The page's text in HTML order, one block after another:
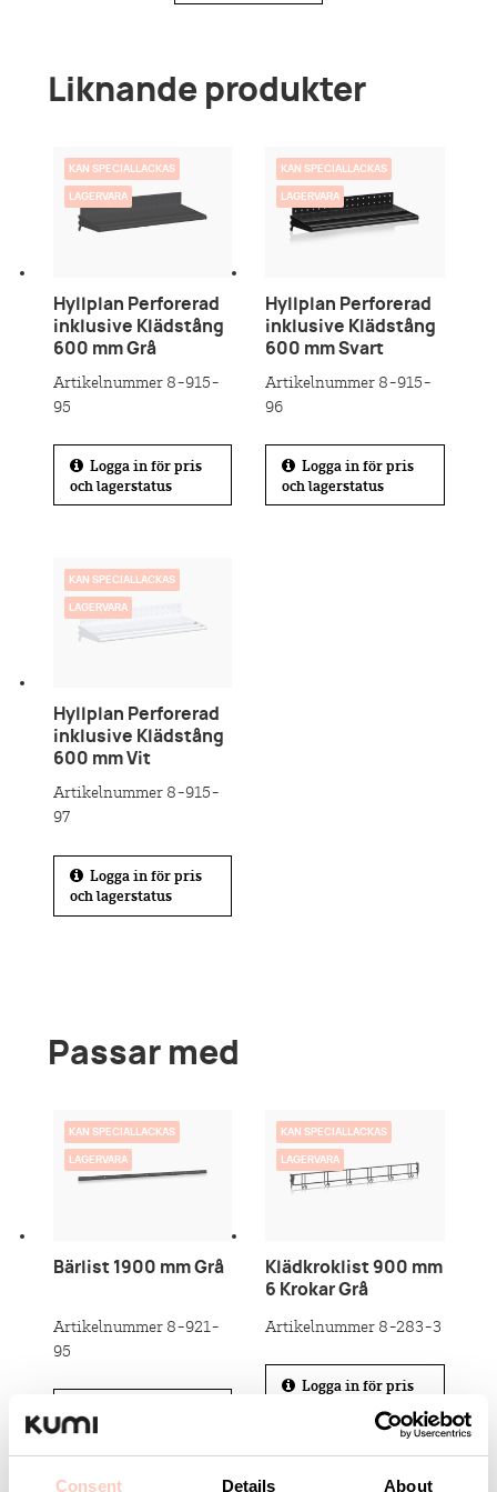
Consent Details About
Liknande produkter
KAN SPECIALLACKAS
LAGERVARA
Hyllplan Perforerad
inklusive Klädstång
600 mm Grå
Artikelnummer 8-915-
95
Logga in för pris
och lagerstatus
KAN SPECIALLACKAS
LAGERVARA
Hyllplan Perforerad
inklusive Klädstång
600 mm Svart
Artikelnummer 8-915-
96
Logga in för pris
och lagerstatus
KAN SPECIALLACKAS
LAGERVARA
Hyllplan Perforerad
inklusive Klädstång
600 mm Vit
Artikelnummer 8-915-
97
Logga in för pris
och lagerstatus
Passar med
KAN SPECIALLACKAS
LAGERVARA
Bärlist 1900 mm Grå
Artikelnummer 8-921-
95
och lagerstatus
KAN SPECIALLACKAS
LAGERVARA
Klädkroklist 900 mm
6 Krokar Grå
Artikelnummer 8-283-3
Logga in för pris